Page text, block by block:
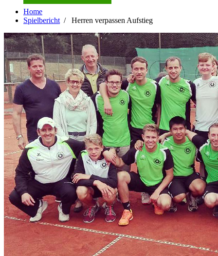
Home
Spielbericht / Herren verpassen Aufstieg